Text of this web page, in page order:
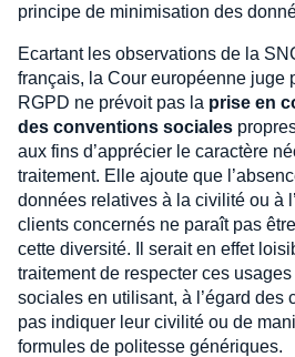
principe de minimisation des
Ecartant les observations de la
français, la Cour européenne juge
RGPD ne prévoit pas la prise en
des conventions sociales
aux fins d’apprécier le caractère
traitement. Elle ajoute que
données relatives à la civilité ou à
clients concernés ne paraît pas
cette diversité. Il serait en effet
traitement de respecter ces
sociales en utilisant, à l’égard des
pas indiquer leur civilité ou de
formules de politesse génériques.